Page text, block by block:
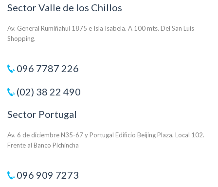
Sector Valle de los Chillos
Av. General Rumiñahui 1875 e Isla Isabela. A 100 mts. Del San Luis
Shopping.
096 7787 226
(02) 38 22 490
Sector Portugal
Av. 6 de diciembre N35-67 y Portugal Ediﬁcio Beijing Plaza, Local 102.
Frente al Banco Pichincha
096 909 7273